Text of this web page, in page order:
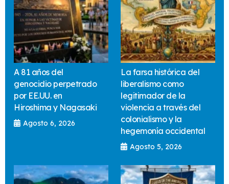
A 81 años del
genocidio perpetrado
por EE.UU. en
Hiroshima y Nagasaki
Agosto 6, 2026
La farsa histórica del
liberalismo como
legitimador de la
violencia a través del
colonialismo y la
hegemonía occidental
Agosto 5, 2026